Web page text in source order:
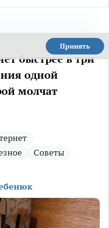
Принять
быстрее в три
одной
молчат
Советы